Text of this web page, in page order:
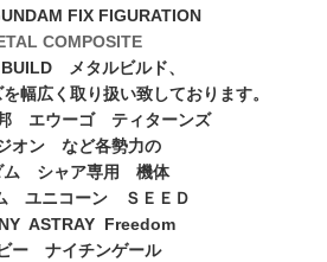
FIX FIGURATION
COMPOSITE
メタルビルド、
幅広く取り扱い致しております。
エウーゴ ティターンズ
オン など各勢力の
ム シャア専用 機体
ユニコーン ＳＥＥＤ
ASTRAY Freedom
ー ナイチンゲール